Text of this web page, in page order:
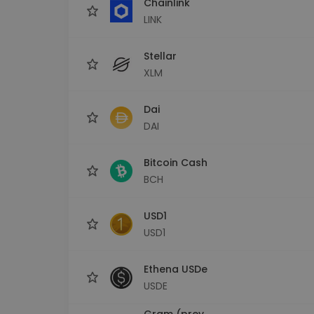
LINK
Stellar
XLM
Dai
DAI
Bitcoin Cash
BCH
USD1
USD1
Ethena USDe
USDE